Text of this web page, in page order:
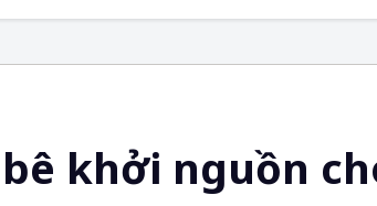
khởi nguồn